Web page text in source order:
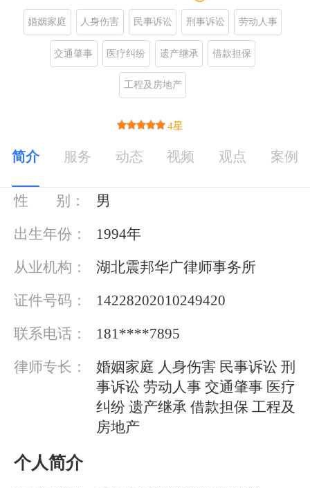
婚姻家庭 人身伤害 民事诉讼 刑事诉讼 劳动人事
交通肇事 医疗纠纷 遗产继承 借款担保
工程及房地产
4星
简介 服务 动态 视频 观点 案例
基本信息
性 别：
男
出生年份：
1994年
从业机构：
湖北震邦华广律师事务所
证件号码：
14228202010249420
联系电话：
181****7895
律师专长：
婚姻家庭 人身伤害 民事诉讼 刑
事诉讼 劳动人事 交通肇事 医疗
纠纷 遗产继承 借款担保 工程及
房地产
个人简介